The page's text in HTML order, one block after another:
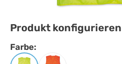
Produkt konfigurieren
Farbe:
Farbeauswählen